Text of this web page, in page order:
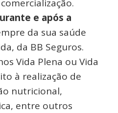
e após a
da sua saúde
da BB Seguros.
Vida Plena ou Vida
à realização de
nutricional,
entre outros